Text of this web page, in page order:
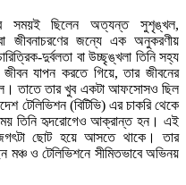
সব সময়ই ছিলেন অত্যন্ত সুশৃঙ্খল,
বা জীবনাচরণের জন্যে এক অনুকরণীয়
দুর্বলতা বা উচ্ছৃঙ্খলা তিনি সহ্য
যাপন করতে গিয়ে, তার জীবনের
তাতে তার খুব একটা আফসোসও ছিল
টেলিভিশন (বিটিভি) এর চাকরি থেকে
তিনি হৃদরোগেও আক্রান্ত হন। এই
ছোট হয়ে আসতে থাকে। তার
মঞ্চ ও টেলিভিশনে সীমিতভাবে অভিনয়